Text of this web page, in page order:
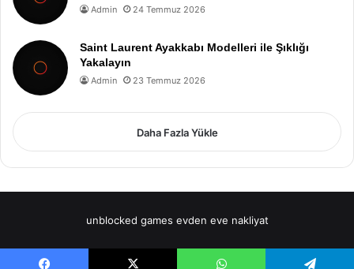
Admin 24 Temmuz 2026
Saint Laurent Ayakkabı Modelleri ile Şıklığı
Yakalayın
Admin 23 Temmuz 2026
Daha Fazla Yükle
unblocked games evden eve nakliyat